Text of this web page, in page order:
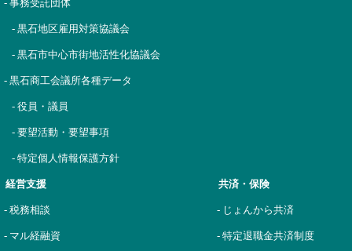
- 事務受託団体
- 黒石地区雇用対策協議会
- 黒石市中心市街地活性化協議会
- 黒石商工会議所各種データ
- 役員・議員
- 要望活動・要望事項
- 特定個人情報保護方針
経営支援
- 税務相談
- マル経融資
共済・保険
- じょんから共済
- 特定退職金共済制度